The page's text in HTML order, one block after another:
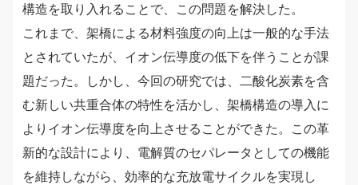
構造を取り入れることで、この問題を解決した。
これまで、架橋による材料強度の向上は一般的な手法
とされていたが、イオン伝導度の低下を伴うことが課
題だった。しかし、今回の研究では、二酸化炭素を含
む新しい共重合体の特性を活かし、架橋構造の導入に
よりイオン伝導度を向上させることができた。この革
新的な設計により、電解質のセパレータとしての機能
を維持しながら、効率的な充放電サイクルを実現し